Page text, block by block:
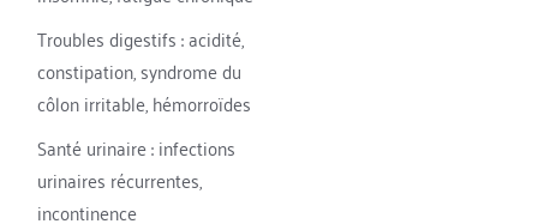
Troubles digestifs : acidité,
constipation, syndrome du
côlon irritable, hémorroïdes
Santé urinaire : infections
urinaires récurrentes,
incontinence